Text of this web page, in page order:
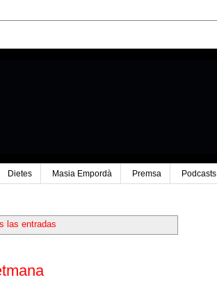
Dietes Masia Empordà Premsa Podcasts
las entradas